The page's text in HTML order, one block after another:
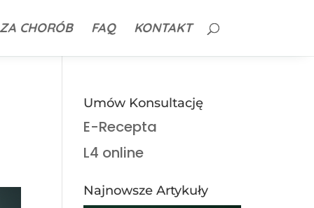
CHORÓB FAQ KONTAKT
Umów Konsultację
E-Recepta
L4 online
Najnowsze Artykuły